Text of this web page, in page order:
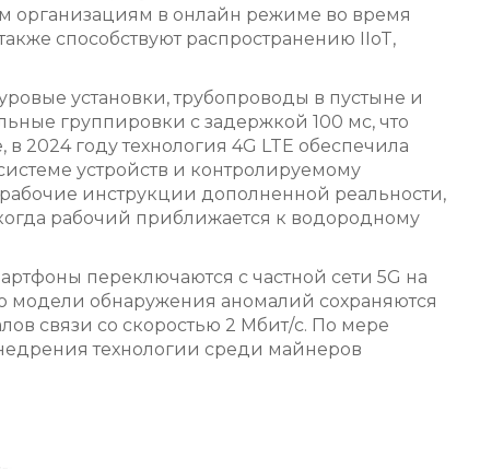
организациям в онлайн режиме во время
способствуют распространению IIoT,
установки, трубопроводы в пустыне и
группировки с задержкой 100 мс, что
году технология 4G LTE обеспечила
устройств и контролируемому
инструкции дополненной реальности,
рабочий приближается к водородному
переключаются с частной сети 5G на
модели обнаружения аномалий сохраняются
связи со скоростью 2 Мбит/с. По мере
технологии среди майнеров